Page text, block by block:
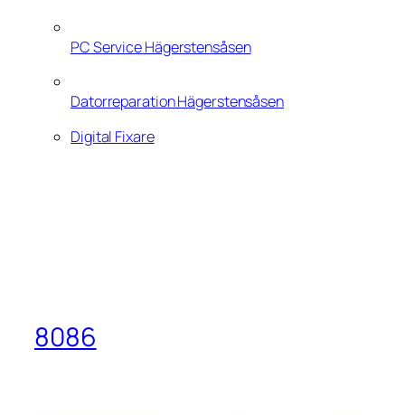
PC Service Hägerstensåsen
Datorreparation Hägerstensåsen
Digital Fixare
8086